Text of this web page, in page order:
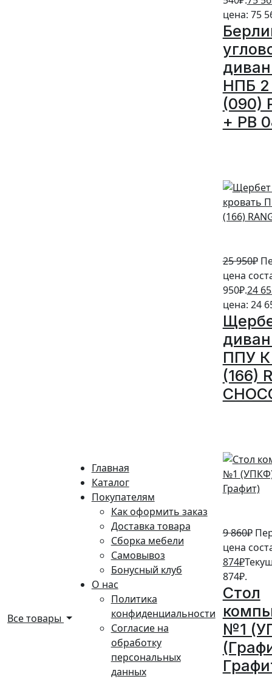
Все товары
Главная
Каталог
Покупателям
Как оформить заказ
Доставка товара
Сборка мебели
Самовывоз
Бонусный клуб
О нас
Политика
конфиденциальности
Согласие на
обработку
персональных
данных
цена: 75
НПБ 2
(090)
+ PB
25 950₽
цена
950₽.24
цена: 24
ППУ К
(166)
9 860₽
цена
874₽
874₽.
Стол
№1